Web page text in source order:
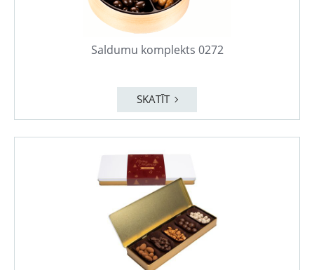
Saldumu komplekts 0272
SKATĪT